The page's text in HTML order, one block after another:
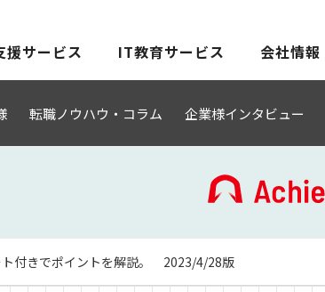
援サービス IT教育サービス 会社情報
転職ノウハウ・コラム 企業様インタビュー
ト付きでポイントを解説。 2023/4/28版